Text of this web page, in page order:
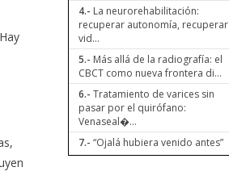
4.- La neurorehabilitación:
recuperar autonomía, recuperar
vid...
5.- Más allá de la radiografía: el
CBCT como nueva frontera di...
6.- Tratamiento de varices sin
pasar por el quirófano:
Venaseal�...
7.- “Ojalá hubiera venido antes”